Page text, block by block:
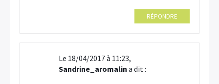
RÉPONDRE
Le 18/04/2017 à 11:23,
Sandrine_aromalin a dit :